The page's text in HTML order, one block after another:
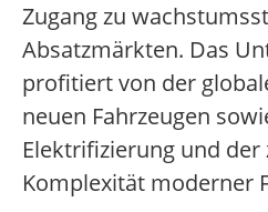
Zugang zu
Absatzmärkten. Das
profitiert von der
neuen Fahrzeugen
Elektrifizierung und
Komplexität moderner